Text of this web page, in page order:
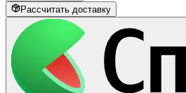
Рассчитать доставку